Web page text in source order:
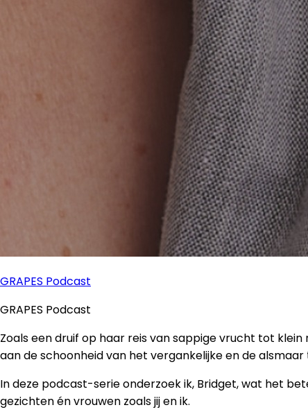
GRAPES Podcast
GRAPES Podcast
Zoals een druif op haar reis van sappige vrucht tot
aan de schoonheid van het vergankelijke en de alsmaar
In deze podcast-serie onderzoek ik, Bridget, wat het
gezichten én vrouwen zoals jij en ik.